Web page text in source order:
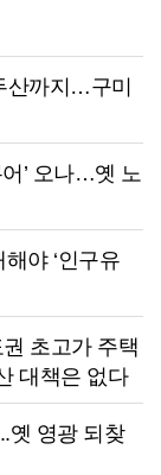
산까지…구미
’ 오나…옛 노
야 ‘인구유
초고가 주택
대책은 없다
옛 영광 되찾